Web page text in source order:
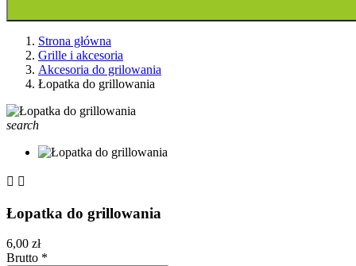
Strona główna
Grille i akcesoria
Akcesoria do grilowania
Łopatka do grillowania
search
 
Łopatka do grillowania
6,00 zł
Brutto *